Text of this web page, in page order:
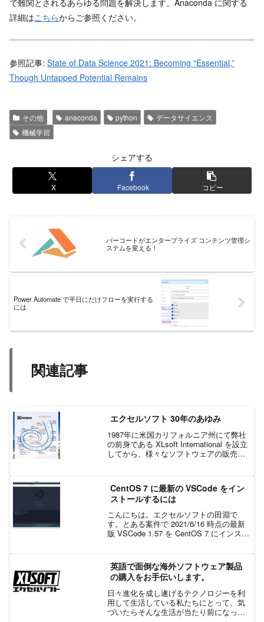
詳細はこちらからご参照ください。
参照記事: State of Data Science 2021: Becoming “Essential,”
Though Untapped Potential Remains
その他 anaconda python
データサイエンス
機械学習
シェアする
X Facebook コピー
バーコードがエンタープライズ コンテンツ管理シ
ステムを変える！
Power Automate で平日にだけフローを実行する
には
関連記事
エクセルソフト 30年のあゆみ
1987年に米国カリフォルニア州にて弊社
の前身である XLsoft International を設立
してから、様々なソフトウェアの販売を
特徴的な出来事をご紹介いたし...
CentOS 7 に最新の VSCode をイン
ストールするには
こんにちは。エクセルソフトの田淵で
す。とある案件で 2021/6/16 時点の最新
版 VSCode 1.57 を CentOS 7 にインスト
インストールまずは...
英語で面倒な海外ソフトウェア製品
の購入をお手伝いします。
日々進化を成し遂げるテクノロジーを利
用して生活している私たちにとって、気
づいたらそんな生活が当たり前になった